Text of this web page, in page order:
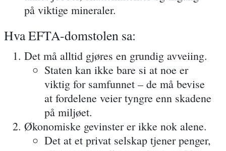
på viktige mineraler.
Hva EFTA-domstolen sa:
Det må alltid gjøres en grundig avveiing.
Staten kan ikke bare si at noe er
viktig for samfunnet – de må bevise
at fordelene veier tyngre enn skadene
på miljøet.
Økonomiske gevinster er ikke nok alene.
Det at et privat selskap tjener penger,